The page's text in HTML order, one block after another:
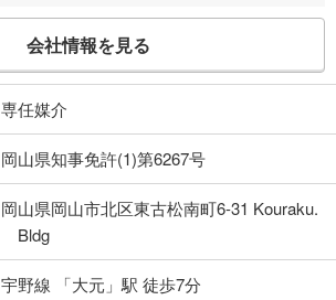
会社情報を見る
専任媒介
岡山県知事免許(1)第6267号
岡山県岡山市北区東古松南町6-31 Kouraku.
Bldg
宇野線 「大元」駅 徒歩7分